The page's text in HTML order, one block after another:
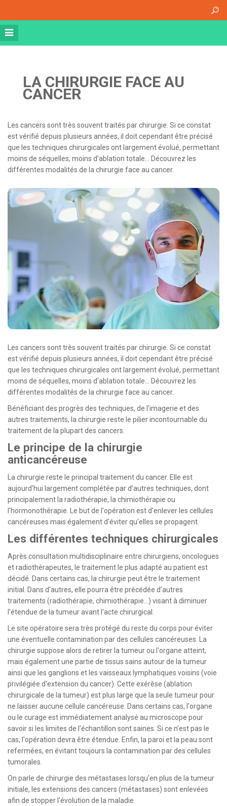
LA CHIRURGIE FACE AU
CANCER
Les cancers sont très souvent traités par chirurgie. Si ce constat
est vérifié depuis plusieurs années, il doit cependant être précisé
que les techniques chirurgicales ont largement évolué, permettant
moins de séquelles, moins d'ablation totale... Découvrez les
différentes modalités de la chirurgie face au cancer.
Les cancers sont très souvent traités par chirurgie. Si ce constat
est vérifié depuis plusieurs années, il doit cependant être précisé
que les techniques chirurgicales ont largement évolué, permettant
moins de séquelles, moins d'ablation totale... Découvrez les
différentes modalités de la chirurgie face au cancer.
Bénéficiant des progrès des techniques, de l'imagerie et des
autres traitements, la chirurgie reste le pilier incontournable du
traitement de la plupart des cancers.
Le principe de la chirurgie
anticancéreuse
La chirurgie reste le principal traitement du cancer. Elle est
aujourd'hui largement complétée par d'autres techniques, dont
principalement la radiothérapie, la chimiothérapie ou
l'hormonothérapie. Le but de l'opération est d'enlever les cellules
cancéreuses mais également d'éviter qu'elles se propagent.
Les différentes techniques chirurgicales
Après consultation multidisciplinaire entre chirurgiens, oncologues
et radiothérapeutes, le traitement le plus adapté au patient est
décidé. Dans certains cas, la chirurgie peut être le traitement
initial. Dans d'autres, elle pourra être précédée d'autres
traitements (radiothérapie, chimiothérapie...) visant à diminuer
l'étendue de la tumeur avant l'acte chirurgical.
Le site opératoire sera très protégé du reste du corps pour éviter
une éventuelle contamination par des cellules cancéreuses. La
chirurgie suppose alors de retirer la tumeur ou l'organe atteint,
mais également une partie de tissus sains autour de la tumeur
ainsi que les ganglions et les vaisseaux lymphatiques voisins (voie
privilégiée d'extension du cancer). Cette exérèse (ablation
chirurgicale de la tumeur) est plus large que la seule tumeur pour
ne laisser aucune cellule cancéreuse. Dans certains cas, l'organe
ou le curage est immédiatement analysé au microscope pour
savoir si les limites de l'échantillon sont saines. Si ce n'est pas le
cas, l'opération devra être étendue. Enfin, la paroi et la peau sont
refermées, en évitant toujours la contamination par des cellules
tumorales.
On parle de chirurgie des métastases lorsqu'en plus de la tumeur
initiale, les extensions des cancers (métastases) sont enlevées
afin de stopper l'évolution de la maladie.
A propos
Athena Medical Center (AMC)
Hospitalisation de jour
Hospitalisation complète
Dossier patient informatisé
Nos specialités
Imagerie Médicale
Radiothérapie
Anapath
Biologie
Patients
Professionnels
Formulaires et fiches techniques
Consultations
Nouvelles techniques à AMC
Activités et agenda scientifiques
Documentation
CONTACT